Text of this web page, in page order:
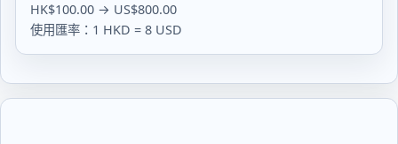
HK$100.00 → US$800.00
使用匯率：1 HKD = 8 USD